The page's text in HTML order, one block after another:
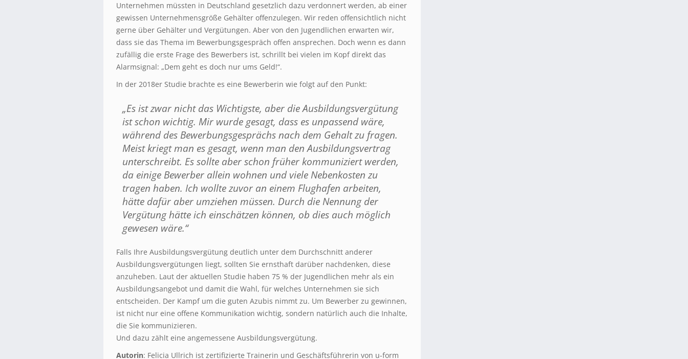
Unternehmen müssten in Deutschland gesetzlich dazu verdonnert werden, ab einer
gewissen Unternehmensgröße Gehälter offenzulegen. Wir reden offensichtlich nicht
gerne über Gehälter und Vergütungen. Aber von den Jugendlichen erwarten wir,
dass sie das Thema im Bewerbungsgespräch offen ansprechen. Doch wenn es dann
zufällig die erste Frage des Bewerbers ist, schrillt bei vielen im Kopf direkt das
Alarmsignal: „Dem geht es doch nur ums Geld!“.
In der 2018er Studie brachte es eine Bewerberin wie folgt auf den Punkt:
„Es ist zwar nicht das Wichtigste, aber die Ausbildungsvergütung
ist schon wichtig. Mir wurde gesagt, dass es unpassend wäre,
während des Bewerbungsgesprächs nach dem Gehalt zu fragen.
Meist kriegt man es gesagt, wenn man den Ausbildungsvertrag
unterschreibt. Es sollte aber schon früher kommuniziert werden,
da einige Bewerber allein wohnen und viele Nebenkosten zu
tragen haben. Ich wollte zuvor an einem Flughafen arbeiten,
hätte dafür aber umziehen müssen. Durch die Nennung der
Vergütung hätte ich einschätzen können, ob dies auch möglich
gewesen wäre.“
Falls Ihre Ausbildungsvergütung deutlich unter dem Durchschnitt anderer
Ausbildungsvergütungen liegt, sollten Sie ernsthaft darüber nachdenken, diese
anzuheben. Laut der aktuellen Studie haben 75 % der Jugendlichen mehr als ein
Ausbildungsangebot und damit die Wahl, für welches Unternehmen sie sich
entscheiden. Der Kampf um die guten Azubis nimmt zu. Um Bewerber zu gewinnen,
ist nicht nur eine offene Kommunikation wichtig, sondern natürlich auch die Inhalte,
die Sie kommunizieren.
Und dazu zählt eine angemessene Ausbildungsvergütung.
Autorin: Felicia Ullrich ist zertifizierte Trainerin und Geschäftsführerin von u-form